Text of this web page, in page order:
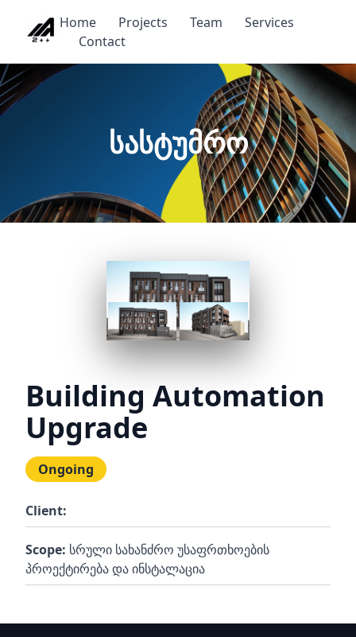
Home Projects Team
Services
Contact
სასტუმრო
Building Automation
Upgrade
Ongoing
Client:
Scope: სრული სახანძრო უსაფრთხოების
პროექტირება და ინსტალაცია